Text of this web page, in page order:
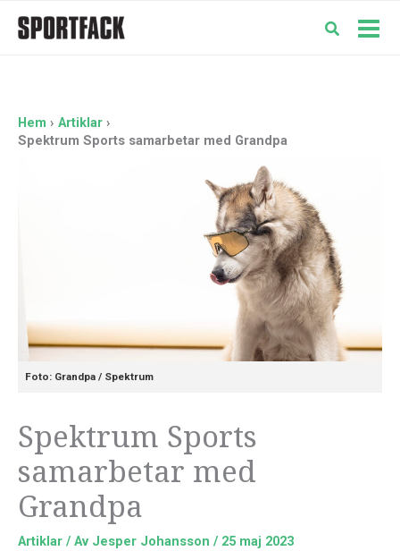
Hem
Artiklar
Spektrum Sports samarbetar med Grandpa
Foto: Grandpa / Spektrum
Spektrum Sports
samarbetar med
Grandpa
Artiklar / Av Jesper Johansson / 25 maj 2023